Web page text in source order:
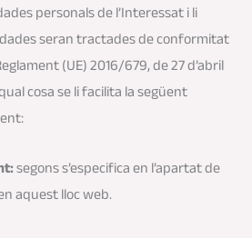
personals de l’Interessat i li
seran tractades de conformitat
(UE) 2016/679, de 27 d’abril
cosa se li facilita la següent
segons s’especifica en l’apartat de
aquest lloc web.